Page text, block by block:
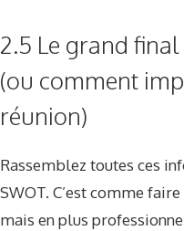
2.5 Le grand
(ou comment
réunion)
Rassemblez toutes ces
SWOT. C’est comme
mais en plus